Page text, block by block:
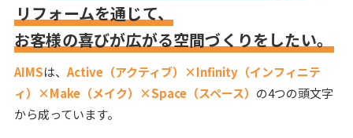
リフォームを通じて、
お客様の喜びが広がる空間づくりをしたい。
AIMSは、 Active（アクティブ）×Infinity（インフィニテ
ィ）×Make（メイク）×Space（スペース） の4つの頭文字
から成っています。